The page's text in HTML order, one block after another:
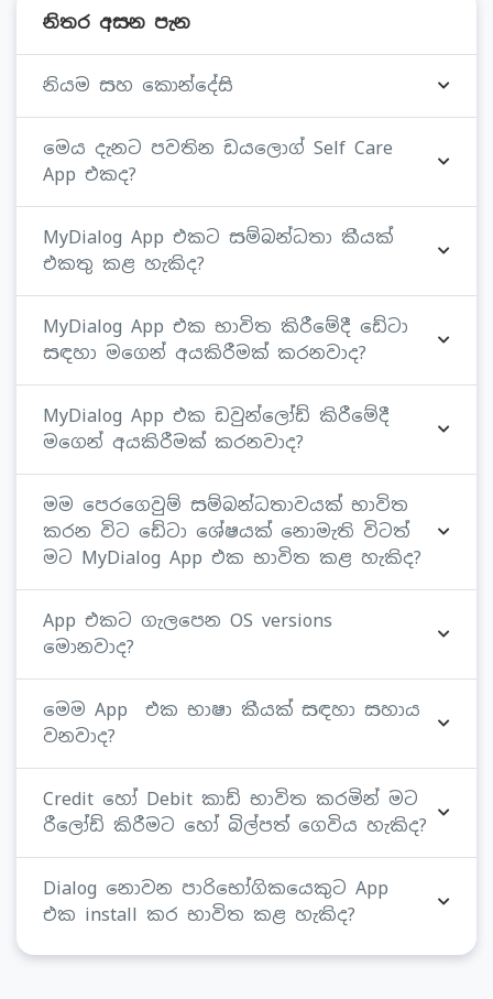
නිතර අසන පැන
නියම සහ කොන්දේසි
මෙය දැනට පවතින ඩයලොග් Self Care
App එකද?
MyDialog App එකට සම්බන්ධතා කීයක්
එකතු කළ හැකිද?
MyDialog App එක භාවිත කිරීමේදී ඩේටා
සඳහා මගෙන් අයකිරීමක් කරනවාද?
MyDialog App එක ඩවුන්ලෝඩ් කිරීමේදී
මගෙන් අයකිරීමක් කරනවාද?
මම පෙරගෙවුම් සම්බන්ධතාවයක් භාවිත
කරන විට ඩේටා ශේෂයක් නොමැති විටත්
මට MyDialog App එක භාවිත කළ හැකිද?
App එකට ගැලපෙන OS versions
මොනවාද?
මෙම App එක භාෂා කීයක් සඳහා සහාය
වනවාද?
Credit හෝ Debit කාඩ් භාවිත කරමින් මට
රීලෝඩ් කිරීමට හෝ බිල්පත් ගෙවිය හැකිද?
Dialog නොවන පාරිභෝගිකයෙකුට App
එක install කර භාවිත කළ හැකිද?